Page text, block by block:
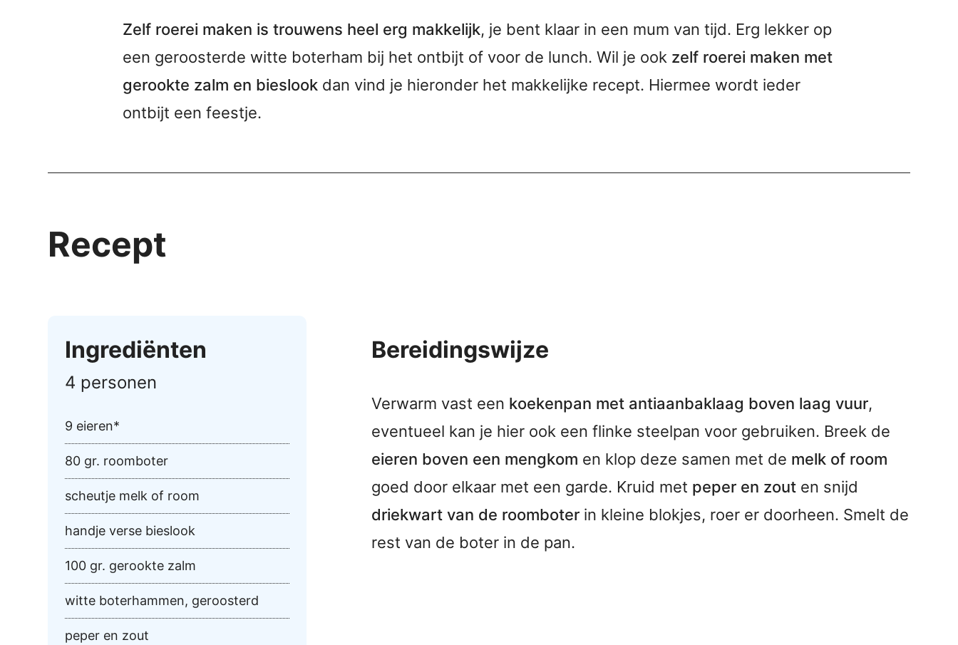
Zelf roerei maken is trouwens heel erg makkelijk, je bent klaar in een mum van tijd. Erg lekker op
een geroosterde witte boterham bij het ontbijt of voor de lunch. Wil je ook zelf roerei maken met
gerookte zalm en bieslook dan vind je hieronder het makkelijke recept. Hiermee wordt ieder
ontbijt een feestje.
Recept
Ingrediënten
4 personen
9 eieren*
80 gr. roomboter
scheutje melk of room
handje verse bieslook
100 gr. gerookte zalm
witte boterhammen, geroosterd
peper en zout
Bereidingswijze
Verwarm vast een koekenpan met antiaanbaklaag boven laag vuur,
eventueel kan je hier ook een flinke steelpan voor gebruiken. Breek de
eieren boven een mengkom en klop deze samen met de melk of room
goed door elkaar met een garde. Kruid met peper en zouten snijd
driekwart van de roomboterin kleine blokjes, roer er doorheen. Smelt de
rest van de boter in de pan.